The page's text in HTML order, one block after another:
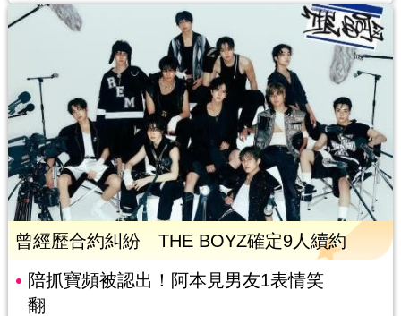
曾經歷合約糾紛 THE BOYZ確定9人續約
陪抓寶頻被認出！阿本見男友1表情笑
翻